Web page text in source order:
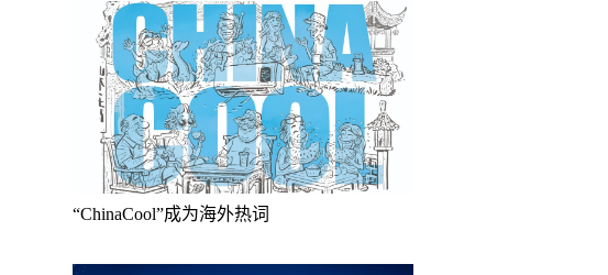
“ChinaCool”成为海外热词